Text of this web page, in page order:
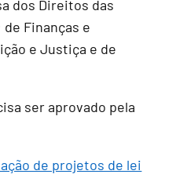
dos Direitos das
Finanças e
e Justiça e de
ser aprovado pela
de projetos de lei